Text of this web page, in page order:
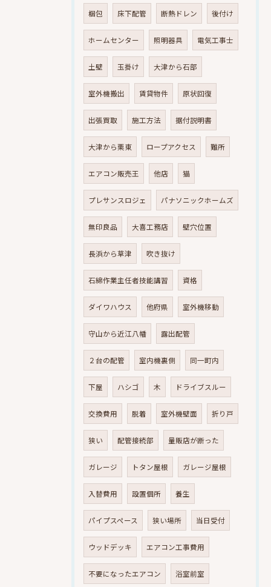
梱包 床下配管 断熱ドレン 後付け
ホームセンター 照明器具 電気工事士
土壁 玉掛け 大津から石部
室外機搬出 賃貸物件 原状回復
出張買取 施工方法 据付説明書
大津から栗東 ロープアクセス 難所
エアコン販売王 他店 猫
プレサンスロジェ パナソニックホームズ
無印良品 大喜工務店 壁穴位置
長浜から草津 吹き抜け
石綿作業主任者技能講習 資格
ダイワハウス 他府県 室外機移動
守山から近江八幡 露出配管
２台の配管 室内機裏側 同一町内
下屋 ハシゴ 木 ドライブスルー
交換費用 脱着 室外機壁面 折り戸
狭い 配管接続部 量販店が断った
ガレージ トタン屋根 ガレージ屋根
入替費用 設置個所 養生
パイプスペース 狭い場所 当日受付
ウッドデッキ エアコン工事費用
不要になったエアコン 浴室前室